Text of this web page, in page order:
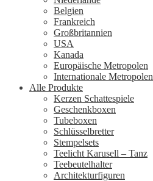
Belgien
Frankreich
Großbritannien
USA
Kanada
Europäische Metropolen
Internationale Metropolen
Alle Produkte
Kerzen Schattespiele
Geschenkboxen
Tubeboxen
Schlüsselbretter
Stempelsets
Teelicht Karusell – Tanz
Teebeutelhalter
Architekturfiguren